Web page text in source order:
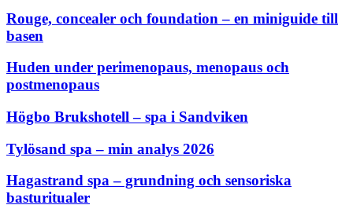
Rouge, concealer och foundation – en miniguide till
basen
Huden under perimenopaus, menopaus och
postmenopaus
Högbo Brukshotell – spa i Sandviken
Tylösand spa – min analys 2026
Hagastrand spa – grundning och sensoriska
basturitualer